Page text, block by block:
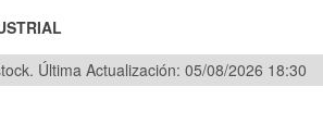
Última Actualización: 05/08/2026 18:30